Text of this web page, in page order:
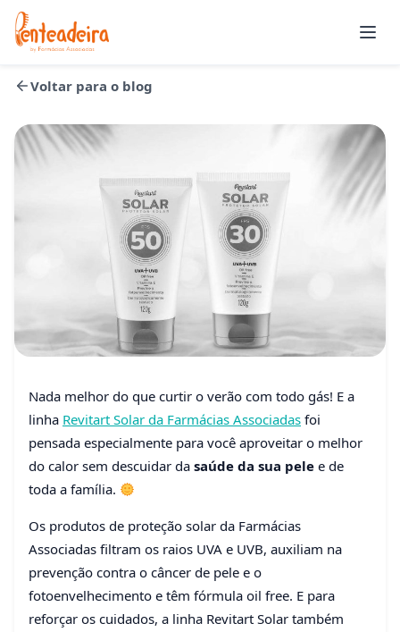
Abrir
Voltar para o blog
Saúde
Linha Revitart Solar:
conheça a proteção solar
da Farmácias Associadas
105 visualizações
Nada melhor do que curtir o verão com todo gás! E a
linha Revitart Solar da Farmácias Associadas foi
pensada especialmente para você aproveitar o melhor
do calor sem descuidar da saúde da sua pele e de
toda a família.
Os produtos de proteção solar da Farmácias
Associadas filtram os raios UVA e UVB, auxiliam na
prevenção contra o câncer de pele e o
fotoenvelhecimento e têm fórmula oil free. E para
reforçar os cuidados, a linha Revitart Solar também